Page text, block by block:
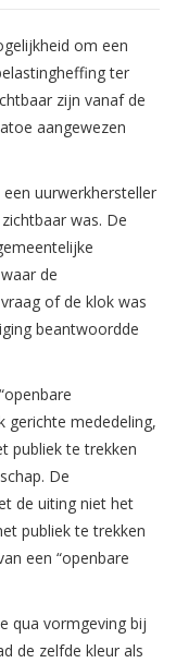
om een
ter
zijn vanaf de
aangewezen
uurwerkhersteller
was. De
de
of de klok was
beantwoordde
gerichte mededeling,
publiek te trekken
De
de uiting niet het
publiek te trekken
een “openbare
qua vormgeving bij
de zelfde kleur als